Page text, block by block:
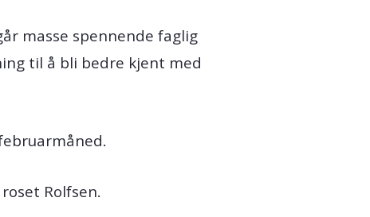
masse spennende faglig
til å bli bedre kjent med
Rolfsen.